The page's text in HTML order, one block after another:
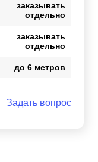
заказывать
отдельно
заказывать
отдельно
до 6 метров
Задать вопрос